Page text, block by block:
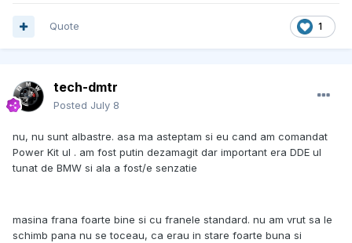
1
Quote
tech-dmtr
Posted July 8
nu, nu sunt albastre. asa ma asteptam si eu cand am comandat
Power Kit ul . am fost putin dezamagit dar important era DDE ul
tunat de BMW si ala a fost/e senzatie
masina frana foarte bine si cu franele standard. nu am vrut sa le
schimb pana nu se toceau, ca erau in stare foarte buna si